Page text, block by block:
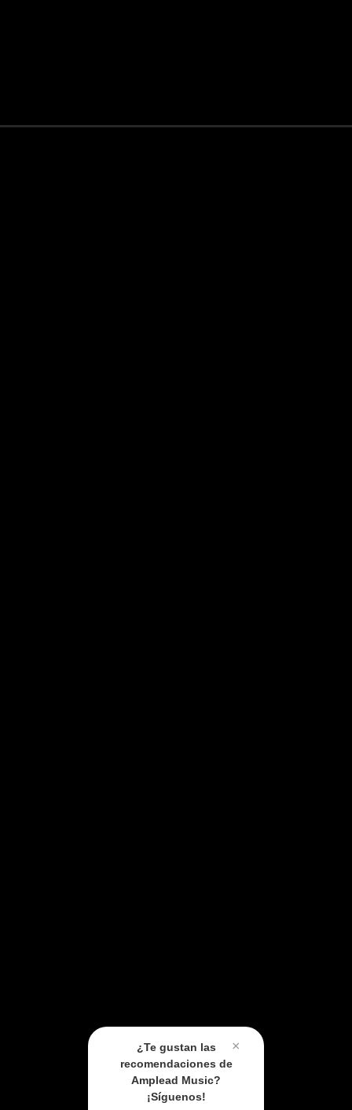
×
¿Te gustan las
recomendaciones de
Amplead Music?
¡Síguenos!